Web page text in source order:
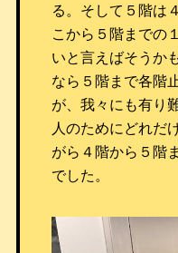
る。そして５階は
こから５階までの
いと言えばそうか
なら５階まで各階
が、我々にも有り
人のためにどれだ
がら４階から５階
でした。